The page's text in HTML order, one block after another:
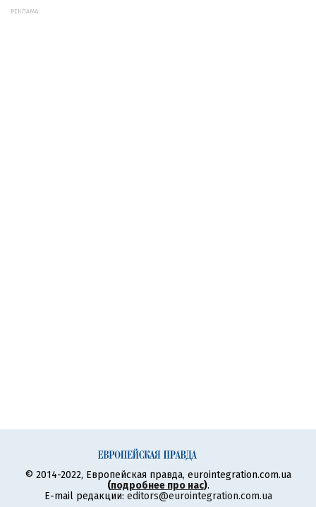
РЕКЛАМА:
© 2014-2022, Европейская правда, eurointegration.com.ua
(подробнее про нас).
E-mail редакции: editors@eurointegration.com.ua